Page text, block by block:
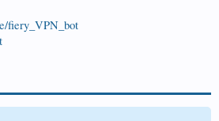
fiery_VPN_bot